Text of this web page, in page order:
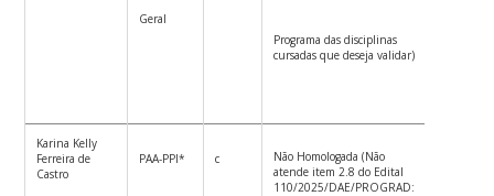
Geral
Programa das disciplinas
cursadas que deseja validar)
Karina Kelly
Ferreira de
Castro
PAA-PPI* c
Não Homologada (Não
atende item 2.8 do Edital
110/2025/DAE/PROGRAD: